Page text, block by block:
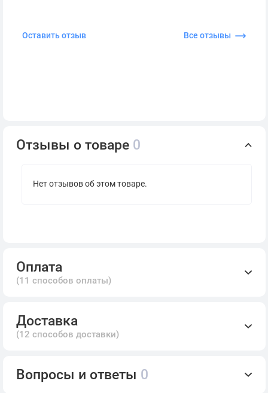
Оставить отзыв Все отзывы
Отзывы о товаре 0
Нет отзывов об этом товаре.
Оплата
(11 способов оплаты)
Доставка
(12 способов доставки)
Вопросы и ответы 0